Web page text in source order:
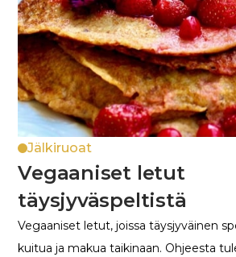
Jälkiruoat
Vegaaniset letut
täysjyväspeltistä
Vegaaniset letut, joissa täysjyväinen
kuitua ja makua taikinaan. Ohjeesta